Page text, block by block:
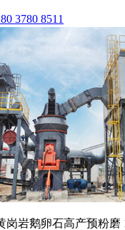
3780 8511
岗岩鹅卵石高产预粉磨